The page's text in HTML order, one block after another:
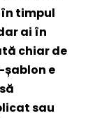
în timpul
ai în
chiar de
e
sau